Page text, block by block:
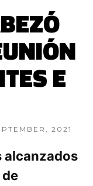
E
2021
alcanzados
de